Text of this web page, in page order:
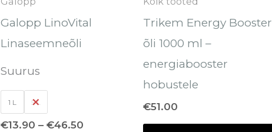
Galopp LinoVital
Linaseemneõli
Suurus
1 L 5 L
€13.90 – €46.50
tootelehel.
Trikem Energy Booster
õli 1000 ml –
energiabooster
hobustele
€51.00